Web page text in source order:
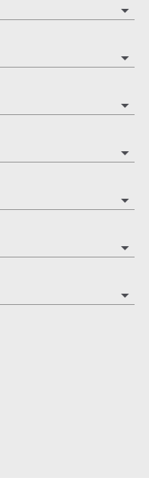
arrow_drop_down
arrow_drop_down
arrow_drop_down
arrow_drop_down
arrow_drop_down
arrow_drop_down
arrow_drop_down